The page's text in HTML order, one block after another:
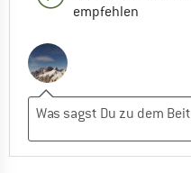
empfehlen